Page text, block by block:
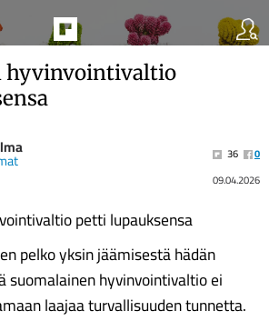
hyvinvointivaltio
36
0
09.04.2026
petti lupauksensa
pelko yksin jäämisestä hädän
suomalainen hyvinvointivaltio ei
laajaa turvallisuuden tunnetta.